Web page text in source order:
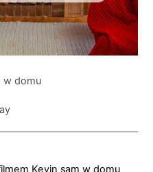
w domu
Kevin sam w domu